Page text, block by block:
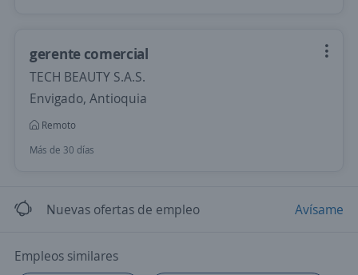
gerente comercial
TECH BEAUTY S.A.S.
Envigado, Antioquia
Remoto
Más de 30 días
Nuevas ofertas de empleo Avísame
Empleos similares